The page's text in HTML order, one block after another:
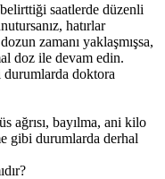
saatlerde düzenli
hatırlar
zamanı yaklaşmışsa,
doz ile devam edin.
durumlarda doktora
ağrısı, bayılma, ani kilo
gibi durumlarda derhal